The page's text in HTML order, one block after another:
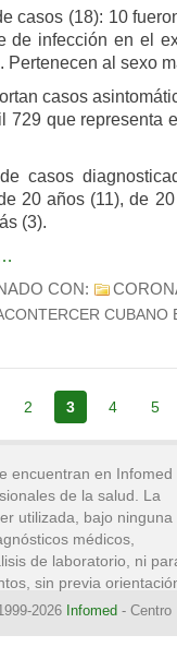
casos (18): 10
de infección en el
Pertenecen al sexo
casos
729 que representa
casos
20 años (11), de
(3).
CON:
CUBANO
2 3 4 5
encuentran en Infomed
de la salud. La
utilizada, bajo ninguna
médicos,
de laboratorio, ni
sin previa
2026 Infomed - Centro